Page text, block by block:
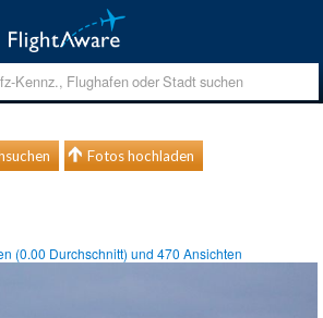
Fotos hochladen
(0.00 Durchschnitt) und470 Ansichten